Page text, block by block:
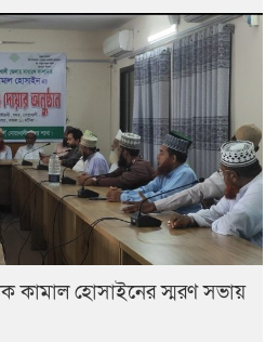
কামাল হোসাইনের স্মরণ সভায়